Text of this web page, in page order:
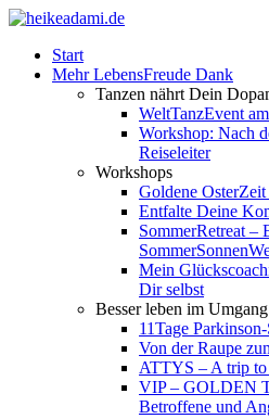
Start
Mehr LebensFreude Dank
Tanzen nährt Dein
WeltTanzEvent
Workshop: Nach
Reiseleiter
Workshops
Goldene
Entfalte Deine
SommerRetreat –
Mein
Dir selbst
Besser leben im
11Tage
Von der Raupe
ATTYS – A trip to
VIP – GOLDEN
Betroffene und